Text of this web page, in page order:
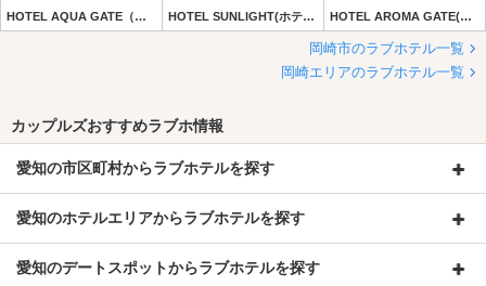
HOTEL AQUA GATE（ホテル アクアゲート） 【Precious Hotelグループ】 HOTEL SUNLIGHT(ホテル サンライト) HOTEL AROMA GATE(ホテル アロマゲート) 【Precious Hotelグループ】
岡崎市のラブホテル一覧
岡崎エリアのラブホテル一覧
カップルズおすすめラブホ情報
愛知の市区町村からラブホテルを探す
愛知のホテルエリアからラブホテルを探す
愛知のデートスポットからラブホテルを探す